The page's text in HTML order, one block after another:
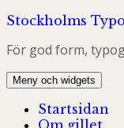
Hoppa
innehåll
Stockholms
För god form,
Meny och widgets
Startsidan
Om gillet